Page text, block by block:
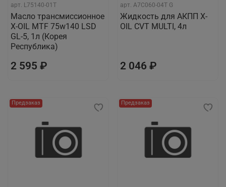
арт. L75140-01T
Масло трансмиссионное
X-OIL MTF 75w140 LSD
GL-5, 1л (Корея
Республика)
2 595 ₽
арт. A7C060-04T G
Жидкость для АКПП X-
OIL CVT MULTI, 4л
2 046 ₽
Предзаказ Предзаказ